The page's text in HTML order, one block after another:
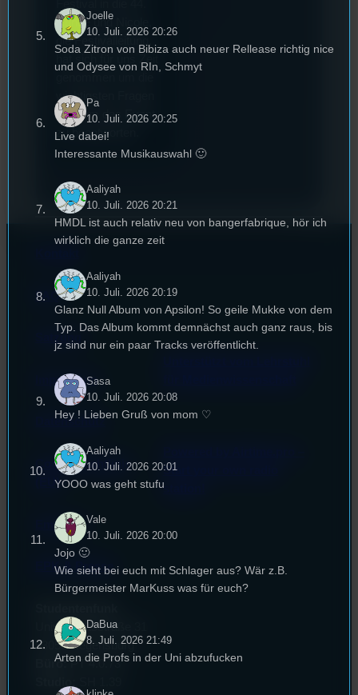
Runde und Nicole,
die Festivalleitung,
wichtigsten Fragen
rund um das Event
zu beantworten.
FAQ
Satzung
Impressum
Datenschutz
Cookie-Richtlinie
(EU)
Empfang
EPK & Presse
Start your own radio
station!
Universitätsstraße 31
93053 Regensburg
Büro:PT 4.0.73
Joelle
10. Juli. 2026 20:26
Soda Zitron von Bibiza auch neuer Rellease richtig nice
und Odysee von RIn, Schmyt
Pa
10. Juli. 2026 20:25
Live dabei!
Interessante Musikauswahl 🙂
Aaliyah
10. Juli. 2026 20:21
HMDL ist auch relativ neu von bangerfabrique, hör ich
wirklich die ganze zeit
Aaliyah
10. Juli. 2026 20:19
Glanz Null Album von Apsilon! So geile Mukke von dem
Typ. Das Album kommt demnächst auch ganz raus, bis
jz sind nur ein paar Tracks veröffentlicht.
Sasa
10. Juli. 2026 20:08
Hey ! Lieben Gruß von mom ♡
Aaliyah
10. Juli. 2026 20:01
YOOO was geht stufu
Vale
10. Juli. 2026 20:00
Jojo 🙂
Wie sieht bei euch mit Schlager aus? Wär z.B.
Bürgermeister MarKuss was für euch?
DaBua
8. Juli. 2026 21:49
Arten die Profs in der Uni abzufucken